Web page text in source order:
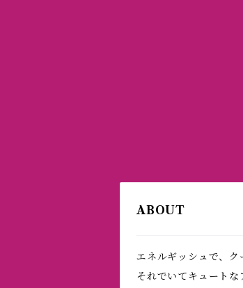
ABOUT
エネルギッシュで、ク
それでいてキュートな